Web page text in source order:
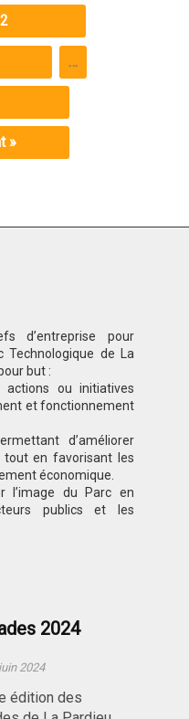
2
…
»
d’entreprise pour
Technologique de La
but :
ou initiatives
et fonctionnement
d’améliorer
en favorisant les
économique.
l’image du Parc en
publics et les
2024
2024
édition des